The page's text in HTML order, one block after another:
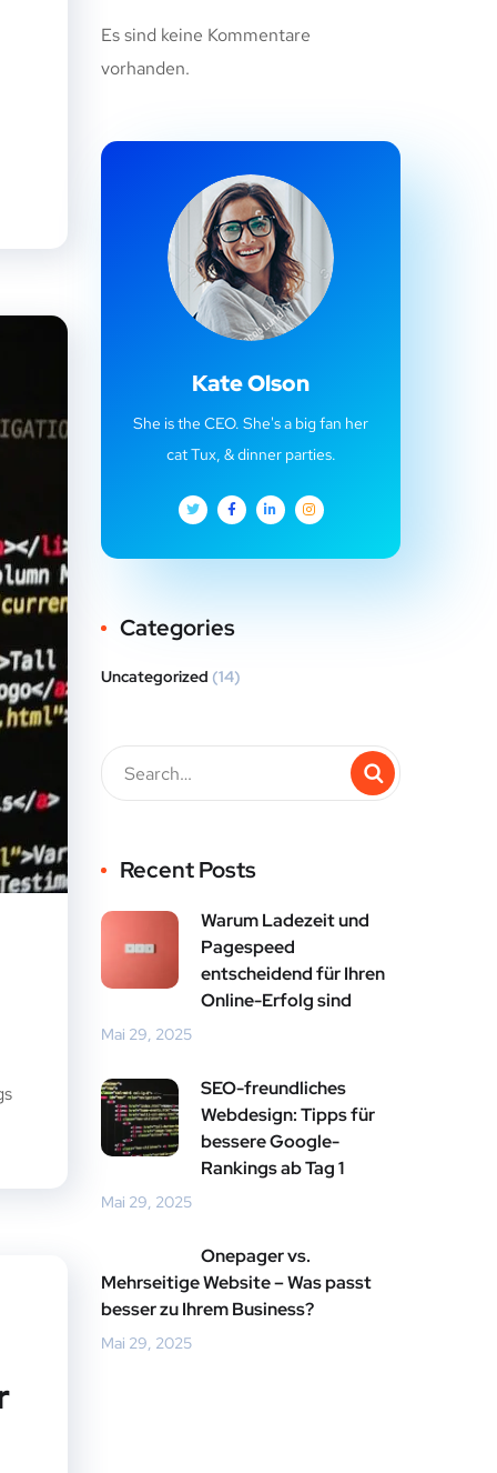
Es sind keine Kommentare
vorhanden.
Kate Olson
She is the CEO. She's a big fan her
cat Tux, & dinner parties.
Categories
Uncategorized (14)
Recent Posts
Warum Ladezeit und
Pagespeed
entscheidend für Ihren
Online-Erfolg sind
Mai 29, 2025
SEO-freundliches
Webdesign: Tipps für
bessere Google-
Rankings ab Tag 1
Mai 29, 2025
Onepager vs.
Mehrseitige Website – Was passt
besser zu Ihrem Business?
Mai 29, 2025